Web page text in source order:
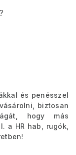
és penésszel
biztosan
hogy más
a HR hab, rugók,